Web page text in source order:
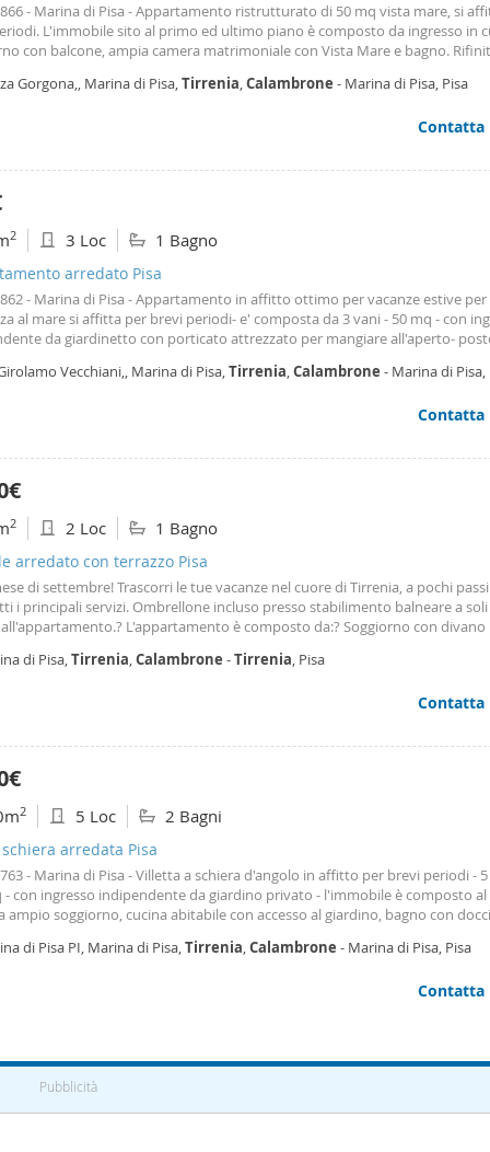
866 - Marina di Pisa - Appartamento ristrutturato di 50 mq vista mare, si
L'immobile sito al primo ed ultimo piano è composto da ingresso in
con balcone, ampia camera matrimoniale con Vista Mare e bagno.
non esitate a contattarci. Classe energetica: e - Rif. 866
Gorgona,, Marina di Pisa,Tirrenia,Calambrone - Marina di Pisa, Pisa
Contatta
2 3 Loc 1 Bagno
arredato Pisa
862 - Marina di Pisa - Appartamento in affitto ottimo per vacanze estive per
al mare si affitta per brevi periodi- e' composta da 3 vani - 50 mq - con
da giardinetto con porticato attrezzato per mangiare all'aperto-
camera matrimoniale, bagno con doccia e finestra. Il prezzo è riferito
Vecchiani,, Marina di Pisa,Tirrenia,Calambrone - Marina di Pisa,
Contatta
2 2 Loc 1 Bagno
arredato con terrazzo Pisa
di settembre! Trascorri le tue vacanze nel cuore di Tirrenia, a pochi
i principali servizi. Ombrellone incluso presso stabilimento balneare a soli
L'appartamento è composto da:? Soggiorno con divano
• Ristoranti, bar e gelaterie raggiungibili a piedi • Negozi e supermercati
trascorrere un mese di relax nella rinomata località balneare del
ricevere maggiori informazioni o prenotare la tua vacanza!
di Pisa,Tirrenia,Calambrone -Tirrenia, Pisa
Contatta
2 5 Loc 2 Bagni
arredata Pisa
763 - Marina di Pisa - Villetta a schiera d'angolo in affitto per brevi periodi -
- con ingresso indipendente da giardino privato - l'immobile è composto al
ampio soggiorno, cucina abitabile con accesso al giardino, bagno con
doccia e finestra; mansarda abitabile con divano letto. L'immobile è
energetica: e. Per info e prezzi contattateci, il prezzo si riferisce al mese di
di Pisa PI, Marina di Pisa,Tirrenia,Calambrone - Marina di Pisa, Pisa
Contatta
Pubblicità